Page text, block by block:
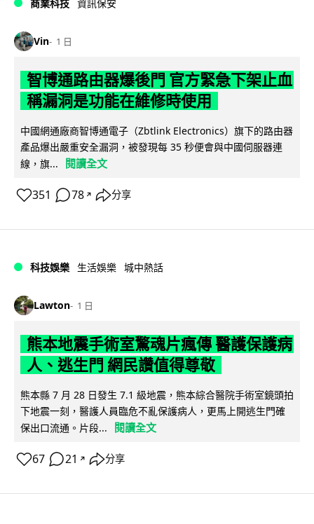
商業科技 資訊保安
Vin 1 日
智博通路由器爆後門 官方緊急下架止血
稱漏洞是功能在維修時使用
中國網通廠商智博通電子（Zbtlink Electronics）旗下的路由器
產品爆出嚴重安全漏洞，被發現每 35 秒便會與中國伺服器連
線，旗...
閱讀全文
351 78 ↗ 分享
科技娛樂 生活娛樂 城中熱話
Lawton 1 日
熊本地震手術室驚魂片瘋傳 醫護保護病
人、逃生門 網民讚值得尊敬
熊本縣 7 月 28 日發生 7.1 級地震，熊本綜合醫院手術室鏡頭拍
下地震一刻，醫護人員臨危不亂保護病人，更馬上開逃生門確
保出口流通。片段...
閱讀全文
67 21 ↗ 分享